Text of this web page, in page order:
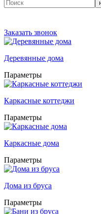
Заказать звонок
Деревянные дома
Параметры
Каркасные коттеджи
Параметры
Каркасные дома
Параметры
Дома из бруса
Параметры